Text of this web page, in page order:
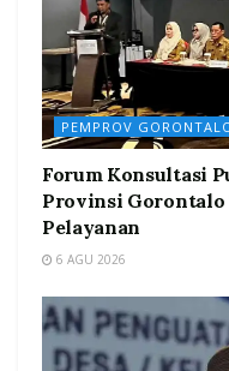
PEMPROV
Forum Konsultasi
Provinsi
Pelayanan
6 AGU 2026